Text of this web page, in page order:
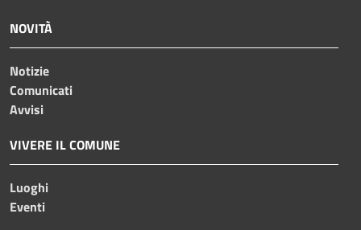
NOVITÀ
Notizie
Comunicati
Avvisi
VIVERE IL COMUNE
Luoghi
Eventi